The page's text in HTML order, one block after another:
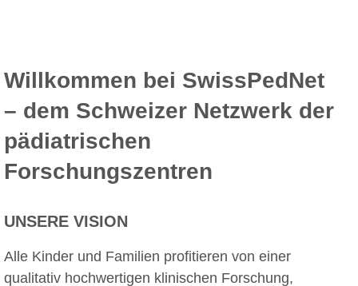
Willkommen bei SwissPedNet
– dem Schweizer Netzwerk der
pädiatrischen
Forschungszentren
UNSERE VISION
Alle Kinder und Familien profitieren von einer
qualitativ hochwertigen klinischen Forschung,